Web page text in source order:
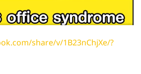
share/v/1B23nChjXe/?